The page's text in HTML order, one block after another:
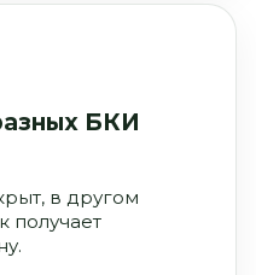
БКИ
в другом
получает